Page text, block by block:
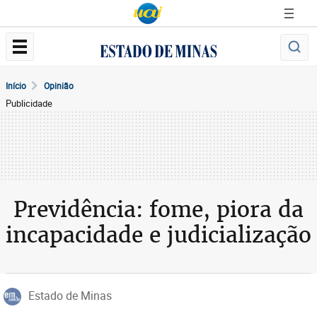
Início Opinião
Publicidade
Previdência: fome, piora da
incapacidade e judicialização
Estado de Minas